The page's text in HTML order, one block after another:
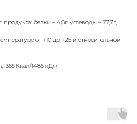
белки – 4,8г, углеводы – 77,7г,
от +10 до +25 и относительной
355 Ккал/1485 кДж